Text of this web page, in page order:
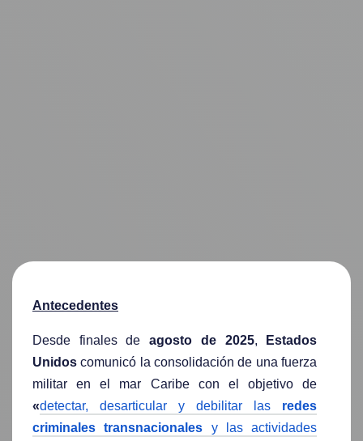
Antecedentes
Desde finales deagosto de 2025,
Estados
Unidos comunicó la consolidación de una fuerza
militar en el mar Caribe con el objetivo de
«detectar, desarticular y debilitar las redes
criminales
transnacionales y las actividades